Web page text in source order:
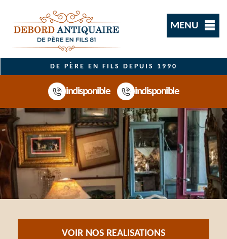
MENU
DE PÈRE EN FILS DEPUIS 1990
indisponible indisponible
VOIR NOS REALISATIONS